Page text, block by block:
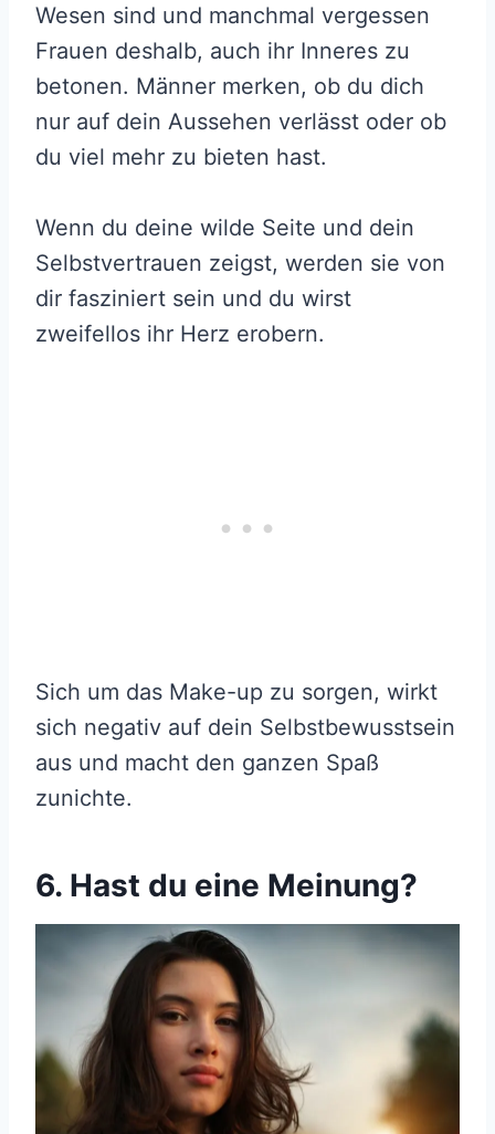
Wesen sind und manchmal vergessen
Frauen deshalb, auch ihr Inneres zu
betonen. Männer merken, ob du dich
nur auf dein Aussehen verlässt oder ob
du viel mehr zu bieten hast.
Wenn du deine wilde Seite und dein
Selbstvertrauen zeigst, werden sie von
dir fasziniert sein und du wirst
zweifellos ihr Herz erobern.
Sich um das Make-up zu sorgen, wirkt
sich negativ auf dein Selbstbewusstsein
aus und macht den ganzen Spaß
zunichte.
6. Hast du eine Meinung?